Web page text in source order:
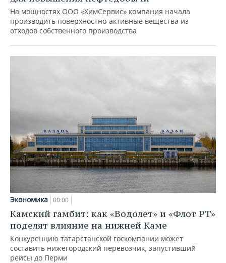
На мощностях ООО «ХимСервис» компания начала
производить поверхностно-активные вещества из
отходов собственного производства
Экономика 00:00
Камский гамбит: как «Водолет» и «Флот РТ»
поделят влияние на нижней Каме
Конкуренцию татарстанской госкомпании может
составить нижегородский перевозчик, запустивший
рейсы до Перми